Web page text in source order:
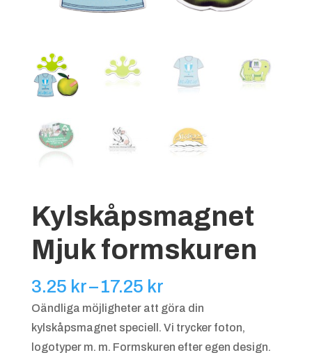
Kylskåpsmagnet
Mjuk formskuren
3.25 kr–17.25 krPrisintervall:
3.25 kr
till
17.25 kr
Oändliga möjligheter att göra din
kylskåpsmagnet speciell. Vi trycker foton,
logotyper m. m. Formskuren efter egen design.